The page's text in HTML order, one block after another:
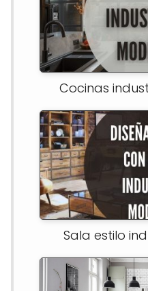
Cocinas
Sala estilo